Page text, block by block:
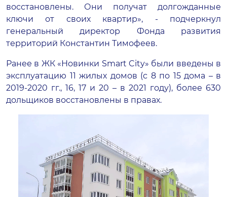
восстановлены. Они получат долгожданные
ключи от своих квартир», - подчеркнул
генеральный директор Фонда развития
территорий Константин Тимофеев.
Ранее в ЖК «Новинки Smart City» были введены в
эксплуатацию 11 жилых домов (с 8 по 15 дома – в
2019-2020 гг., 16, 17 и 20 – в 2021 году), более 630
дольщиков восстановлены в правах.